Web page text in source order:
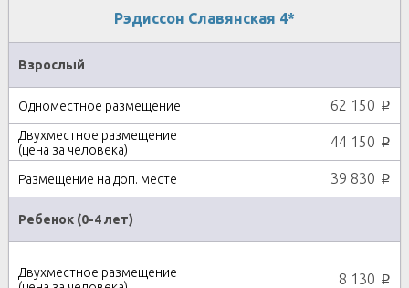
Рэдиссон Славянская 4*
Взрослый
62 150 p
44 150 p
39 830 p
Ребенок (0-4 лет)
8 130 p